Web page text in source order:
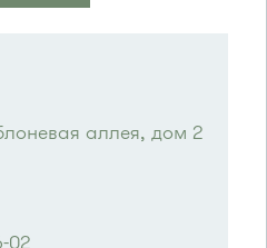
аллея, дом 2
19, 31, 32.
02